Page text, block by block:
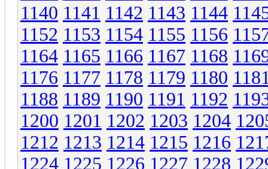
1140 1141 1142 1143 1144
1152 1153 1154 1155 1156
1164 1165 1166 1167 1168
1176 1177 1178 1179 1180
1188 1189 1190 1191 1192
1200 1201 1202 1203 1204
1212 1213 1214 1215 1216
1224 1225 1226 1227 1228